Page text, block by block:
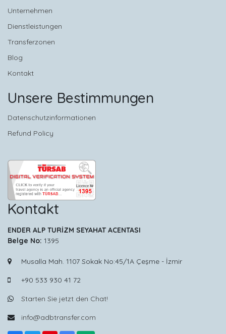
Unternehmen
Dienstleistungen
Transferzonen
Blog
Kontakt
Unsere Bestimmungen
Datenschutzinformationen
Refund Policy
Kontakt
ENDER ALP TURİZM SEYAHAT ACENTASI
Belge No: 1395
Musalla Mah. 1107 Sokak No:45/1A Çeşme - İzmir
+90 533 930 41 72
Starten Sie jetzt den Chat!
info@adbtransfer.com